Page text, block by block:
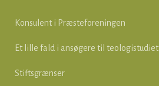
Konsulent i Præsteforeningen
Et lille fald i ansøgere til teologistudiet
Stiftsgrænser